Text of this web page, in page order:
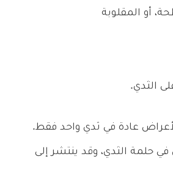
أو المقلوبة
الثدي.
عادة في ثدي واحد فقط.
حلمة الثدي، وقد ينتشر إلى